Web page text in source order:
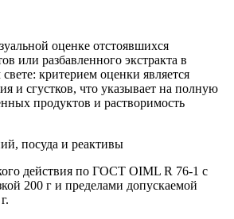
оценке отстоявшихся
или разбавленного экстракта в
критерием оценки является
и сгустков, что указывает на полную
продуктов и растворимость
посуда и реактивы
действия по ГОСТ OIML R 76-1 с
200 г и пределами допускаемой